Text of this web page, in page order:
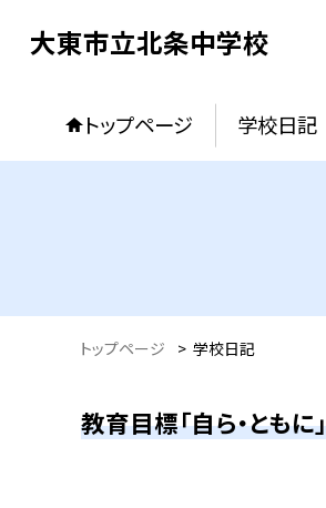
大東市立北条中学校
トップページ 学校日記
トップページ > 学校日記
教育目標「自ら・とも